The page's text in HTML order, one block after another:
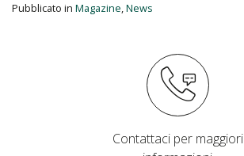
Pubblicato in Magazine,News
Contattaci per maggiori